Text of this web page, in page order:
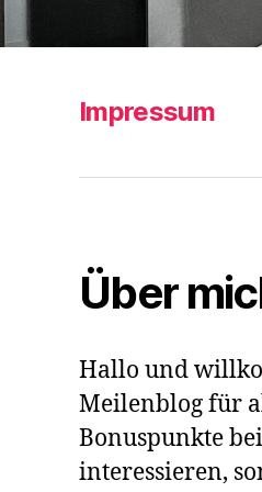
Impressum
Über
Hallo und
Meilenblog für
Bonuspunkte
interessieren,